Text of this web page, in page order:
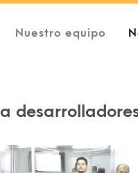
Nuestro equipo